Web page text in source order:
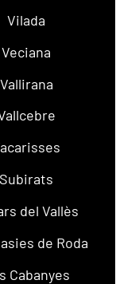
Vilada
Veciana
Vallirana
Subirats
del Vallès
de Roda
Cabanyes